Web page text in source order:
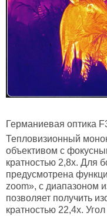
Германиевая оптика
Тепловизионный
объективом с
кратностью 2,8х. Для
предусмотрена
zoom», с диапазоном
позволяет получить
кратностью 22,4х.